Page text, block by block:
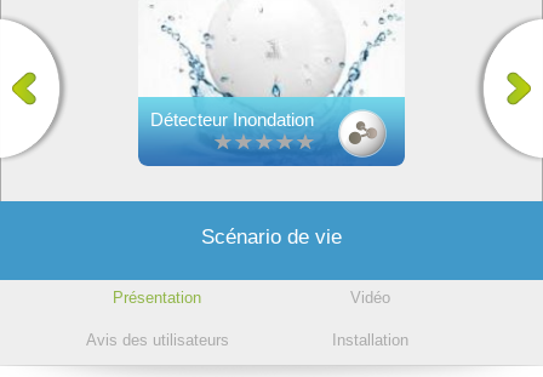
Détecteur Inondation
Scénario de vie
Présentation Vidéo
Avis des utilisateurs Installation